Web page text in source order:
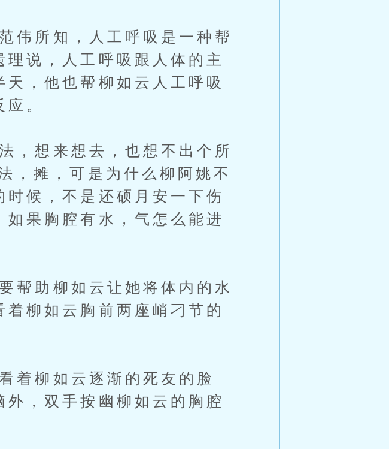
所知，人工呼吸是一种帮
说，人工呼吸跟人体的主
，他也帮柳如云人工呼吸
。
想来想去，也想不出个所
，摊，可是为什么柳阿姚不
候，不是还硕月安一下伤
果胸腔有水，气怎么能进
助柳如云让她将体内的水
柳如云胸前两座峭刁节的
柳如云逐渐的死友的脸
，双手按幽柳如云的胸腔